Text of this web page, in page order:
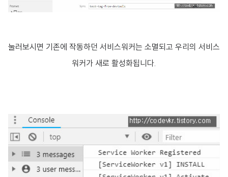
눌러보시면 기존에 작동하던 서비스워커는 소멸되고 우리의 서비스
워커가 새로 활성화됩니다.